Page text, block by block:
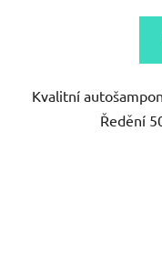
Kvalitní
Ředění